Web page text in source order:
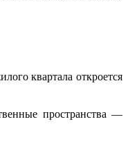
квартала откроется
пространства —